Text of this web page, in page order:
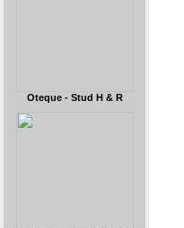
Oteque - Stud H & R